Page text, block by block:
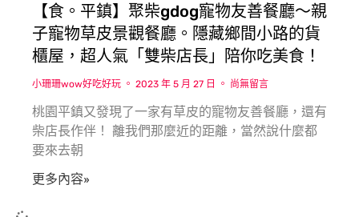
【食。平鎮】聚柴gdog寵物友善餐廳〜親
子寵物草皮景觀餐廳。隱藏鄉間小路的貨
櫃屋，超人氣「雙柴店長」陪你吃美食！
小珊珊wow好吃好玩 2023 年 5 月 27 日 尚無留言
桃園平鎮又發現了一家有草皮的寵物友善餐廳，還有
柴店長作伴！ 離我們那麼近的距離，當然說什麼都
要來去朝
更多內容»